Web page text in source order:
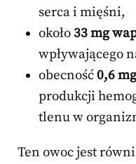
serca i mięśni,
około 33 mg
wpływającego
obecność0,6
produkcji
tlenu w
Ten owoc jest